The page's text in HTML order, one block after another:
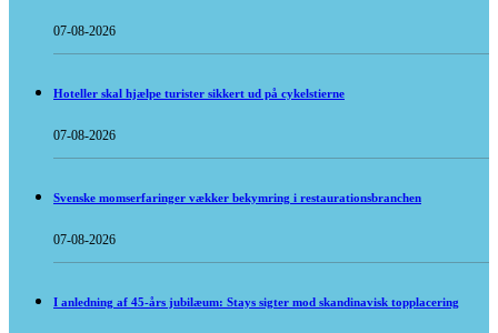
07-08-2026
Hoteller skal hjælpe turister sikkert ud på cykelstierne
07-08-2026
Svenske momserfaringer vækker bekymring i restaurationsbranchen
07-08-2026
I anledning af 45-års jubilæum: Stays sigter mod skandinavisk topplacering